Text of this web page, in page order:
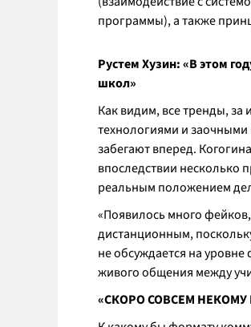
программы), а также
Рустем Хузин: «В этом
школ»
Как видим, все тренды,
технологиями и
забегают вперед.
впоследствии несколько
реальным положением
«Появилось много
дистанционным,
не обсуждается на
живого общения между
«СКОРО СОВСЕМ НЕКОМУ